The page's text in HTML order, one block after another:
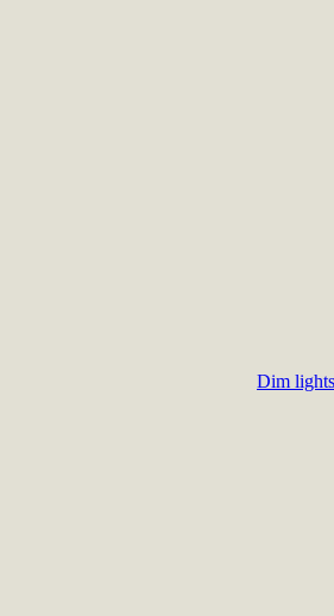
Dim lights